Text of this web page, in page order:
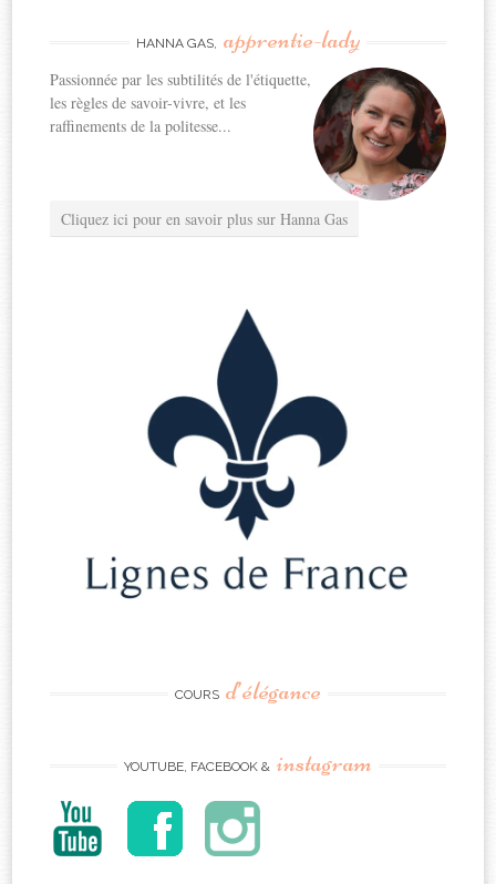
HANNA GAS, apprentie-lady
Passionnée par les subtilités de l'étiquette,
les règles de savoir-vivre, et les
raffinements de la politesse...
Cliquez ici pour en savoir plus sur Hanna Gas
COURS d’élégance
YOUTUBE, FACEBOOK & instagram